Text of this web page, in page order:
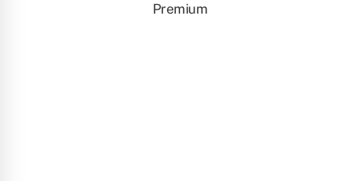
Premium